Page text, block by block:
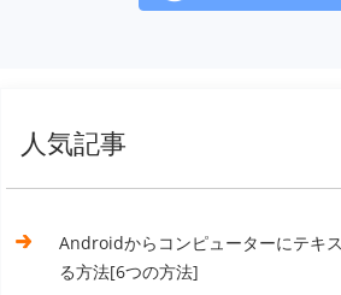
人気記事
Androidからコンピューターにテキ
る方法[6つの方法]